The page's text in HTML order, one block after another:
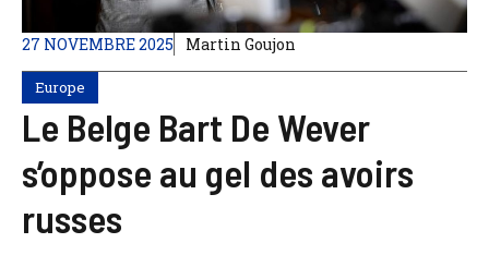
27 NOVEMBRE 2025 Martin Goujon
Europe
Le Belge Bart De Wever
s’oppose au gel des avoirs
russes